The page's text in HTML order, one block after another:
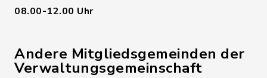
08.00-12.00 Uhr
Andere Mitgliedsgemeinden der
Verwaltungsgemeinschaft